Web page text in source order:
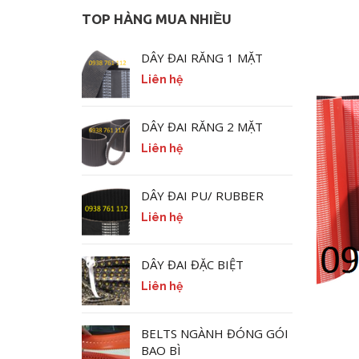
TOP HÀNG MUA NHIỀU
DÂY ĐAI RĂNG 1 MẶT
Liên hệ
DÂY ĐAI RĂNG 2 MẶT
Liên hệ
DÂY ĐAI PU/ RUBBER
Liên hệ
DÂY ĐAI ĐẶC BIỆT
Liên hệ
BELTS NGÀNH ĐÓNG GÓI
BAO BÌ